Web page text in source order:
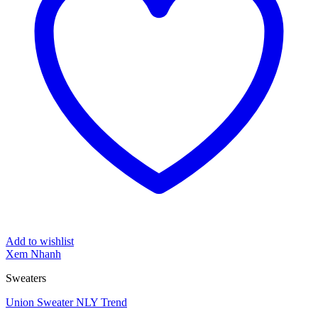
Add to wishlist
Xem Nhanh
Sweaters
Union Sweater NLY Trend